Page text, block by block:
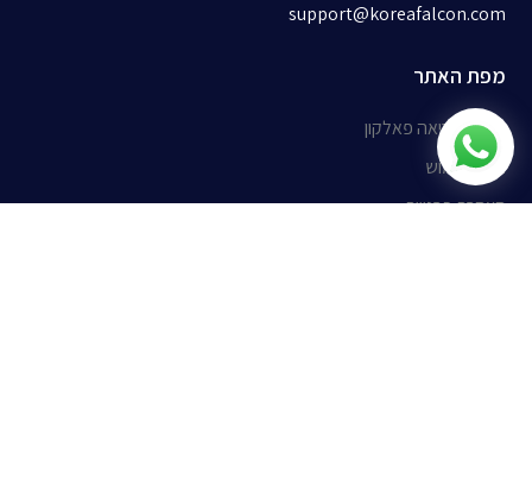
מפת האתר
אודות קוריאה פאלקון
תנאי שימוש
הצהרת פרטיות
support@koreafalcon.com